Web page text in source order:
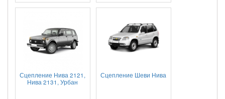
Сцепление Нива 2121,
Нива 2131, Урбан
Сцепление Шеви Нива